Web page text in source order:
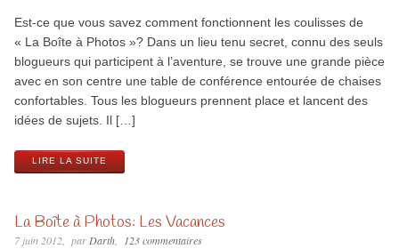
Est-ce que vous savez comment fonctionnent les coulisses de
« La Boîte à Photos »? Dans un lieu tenu secret, connu des seuls
blogueurs qui participent à l’aventure, se trouve une grande pièce
avec en son centre une table de conférence entourée de chaises
confortables. Tous les blogueurs prennent place et lancent des
idées de sujets. Il […]
LIRE LA SUITE
La Boîte à Photos: Les Vacances
7 juin 2012 parDarth 123 commentaires